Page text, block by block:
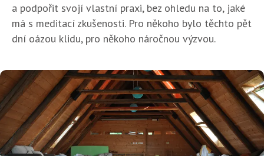
a podpořit svojí vlastní praxi, bez ohledu na to, jaké
má s meditací zkušenosti. Pro někoho bylo těchto pět
dní oázou klidu, pro někoho náročnou výzvou.